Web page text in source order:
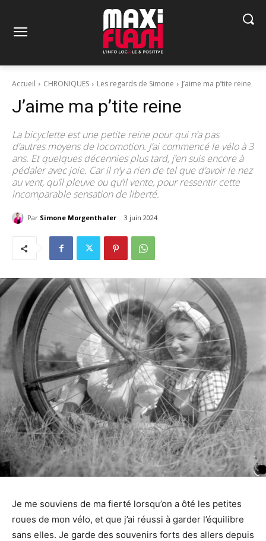
Accueil CHRONIQUES Les regards de Simone J’aime ma p’tite reine
J’aime ma p’tite reine
La bicyclette est une petite reine pour qui n’a pas
d’autres moyens de locomotion. J’ai commencé le vélo à 3
ans. Et quelques décennies plus tard, j’en suis encore à
pédaler avec joie. Car il n’y a rien de tel que d’avoir le nez
au vent, qu’il pleuve ou qu’il vente, pour ressentir cette
incomparable sensation de liberté.
Par Simone Morgenthaler 3 juin 2024
Je me souviens de ma fierté lorsqu’on a ôté les petites
roues de mon vélo, et que j’ai réussi à garder l’équilibre
sans elles. Je garde des souvenirs forts des allers depuis